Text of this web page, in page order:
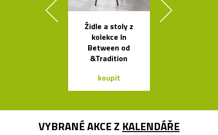
Židle a stoly z
kolekce In
Between od
&Tradition
koupit
VYBRANÉ AKCE Z KALENDÁŘE